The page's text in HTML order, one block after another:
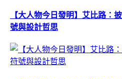
【大人物今日發明】艾比路：
號與設計哲思